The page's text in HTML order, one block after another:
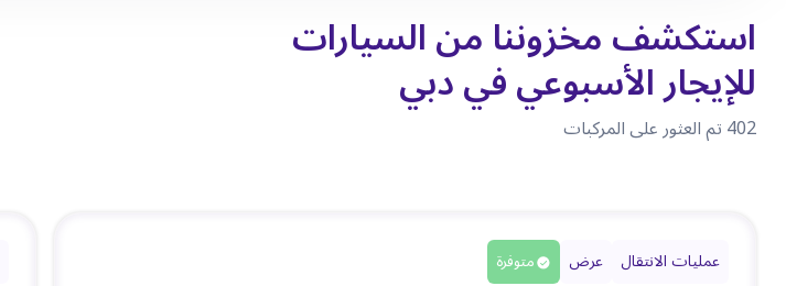
استكشف مخزوننا من السيارات
للإيجار الأسبوعي في دبي
402تم العثور على المركبات
عمليات الانتقال عرض متوفرة